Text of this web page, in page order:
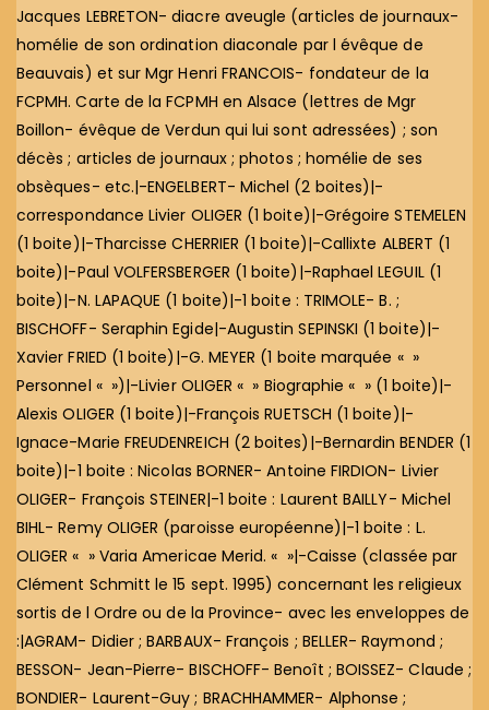
Jacques LEBRETON- diacre aveugle (articles de journaux-
homélie de son ordination diaconale par l évêque de
Beauvais) et sur Mgr Henri FRANCOIS- fondateur de la
FCPMH. Carte de la FCPMH en Alsace (lettres de Mgr
Boillon- évêque de Verdun qui lui sont adressées) ; son
décès ; articles de journaux ; photos ; homélie de ses
obsèques- etc.|-ENGELBERT- Michel (2 boites)|-
correspondance Livier OLIGER (1 boite)|-Grégoire STEMELEN
(1 boite)|-Tharcisse CHERRIER (1 boite)|-Callixte ALBERT (1
boite)|-Paul VOLFERSBERGER (1 boite)|-Raphael LEGUIL (1
boite)|-N. LAPAQUE (1 boite)|-1 boite : TRIMOLE- B. ;
BISCHOFF- Seraphin Egide|-Augustin SEPINSKI (1 boite)|-
Xavier FRIED (1 boite)|-G. MEYER (1 boite marquée « »
Personnel « »)|-Livier OLIGER « » Biographie « » (1 boite)|-
Alexis OLIGER (1 boite)|-François RUETSCH (1 boite)|-
Ignace-Marie FREUDENREICH (2 boites)|-Bernardin BENDER (1
boite)|-1 boite : Nicolas BORNER- Antoine FIRDION- Livier
OLIGER- François STEINER|-1 boite : Laurent BAILLY- Michel
BIHL- Remy OLIGER (paroisse européenne)|-1 boite : L.
OLIGER « » Varia Americae Merid. « »|-Caisse (classée par
Clément Schmitt le 15 sept. 1995) concernant les religieux
sortis de l Ordre ou de la Province- avec les enveloppes de
:|AGRAM- Didier ; BARBAUX- François ; BELLER- Raymond ;
BESSON- Jean-Pierre- BISCHOFF- Benoît ; BOISSEZ- Claude ;
BONDIER- Laurent-Guy ; BRACHHAMMER- Alphonse ;